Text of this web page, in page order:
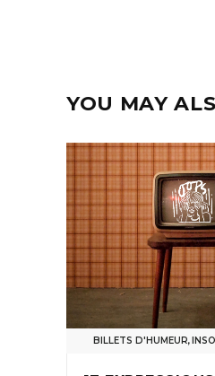
YOU MAY
BILLETS D'HUMEUR,